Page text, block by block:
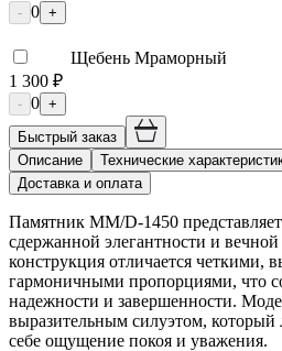
- 0 +
Щебень Мраморный
1 300 ₽
- 0 +
Быстрый заказ
Описание
Технические
Доставка и оплата
Памятник ММ/D-1450 представляет
сдержанной элегантности и
конструкция отличается
гармоничными пропорциями, что
надежности и завершенности.
выразительным силуэтом, который
себе ощущение покоя и уважения.